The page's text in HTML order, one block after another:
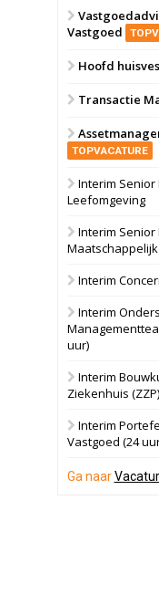
8 september 2026
22 september 2026
28 september 2026
27 augustus 2026
17 september 2026
Vastgoed
Hoofd
Transactie
TOPVACATURE
Interim Senior
Leefomgeving
Interim
Interim
Interim
uur)
Interim
Ziekenhuis (ZZP)
Interim
Vastgoed (24
Ga naar